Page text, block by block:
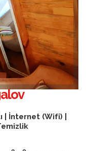
| İnternet (Wifi) |